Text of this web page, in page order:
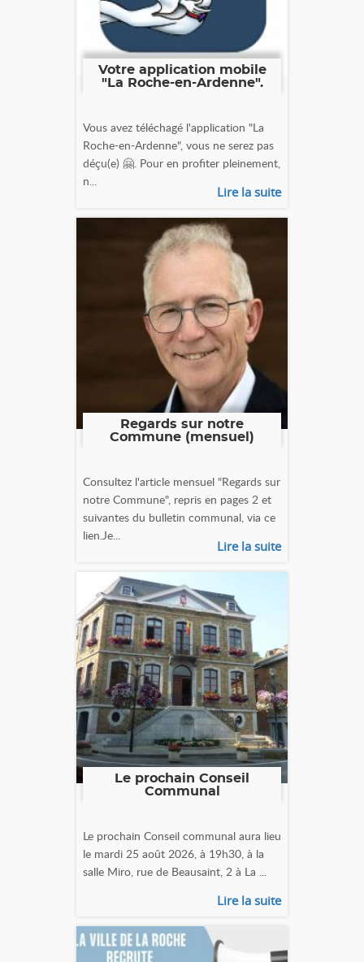
Votre application mobile
"La Roche-en-Ardenne".
Vous avez téléchagé l'application "La
Roche-en-Ardenne", vous ne serez pas
déçu(e) 🤗. Pour en profiter pleinement,
n...
Lire la suite
Regards sur notre
Commune (mensuel)
Consultez l'article mensuel "Regards sur
notre Commune", repris en pages 2 et
suivantes du bulletin communal, via ce
lien.Je...
Lire la suite
Le prochain Conseil
Communal
Le prochain Conseil communal aura lieu
le mardi 25 août 2026, à 19h30, à la
salle Miro, rue de Beausaint, 2 à La ...
Lire la suite